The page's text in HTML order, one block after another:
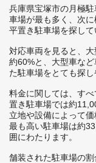
兵庫県宝塚市の月極
車場が最も多く、次に
平置き駐車場を探して
対応車両を見ると、
約60%と、大型車な
た駐車場をとても探し
料金に関しては、す
置き駐車場では約
立地や設備によって
最も高い駐車場は約
囲にわたります。
舗装された駐車場の